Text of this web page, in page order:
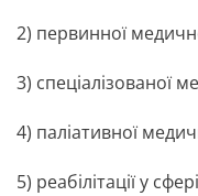
2) первинної
3) спеціалізованої
4) паліативної
5) реабілітації у